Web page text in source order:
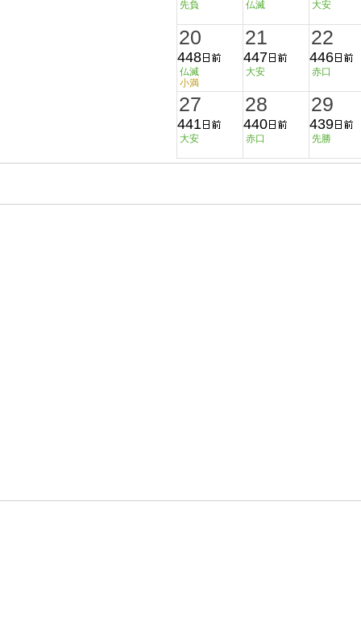
先負 仏滅 大安
20
448
仏滅
小満
21
447
大安
22
446
赤口
27
441
大安
28
440
赤口
29
439
先勝